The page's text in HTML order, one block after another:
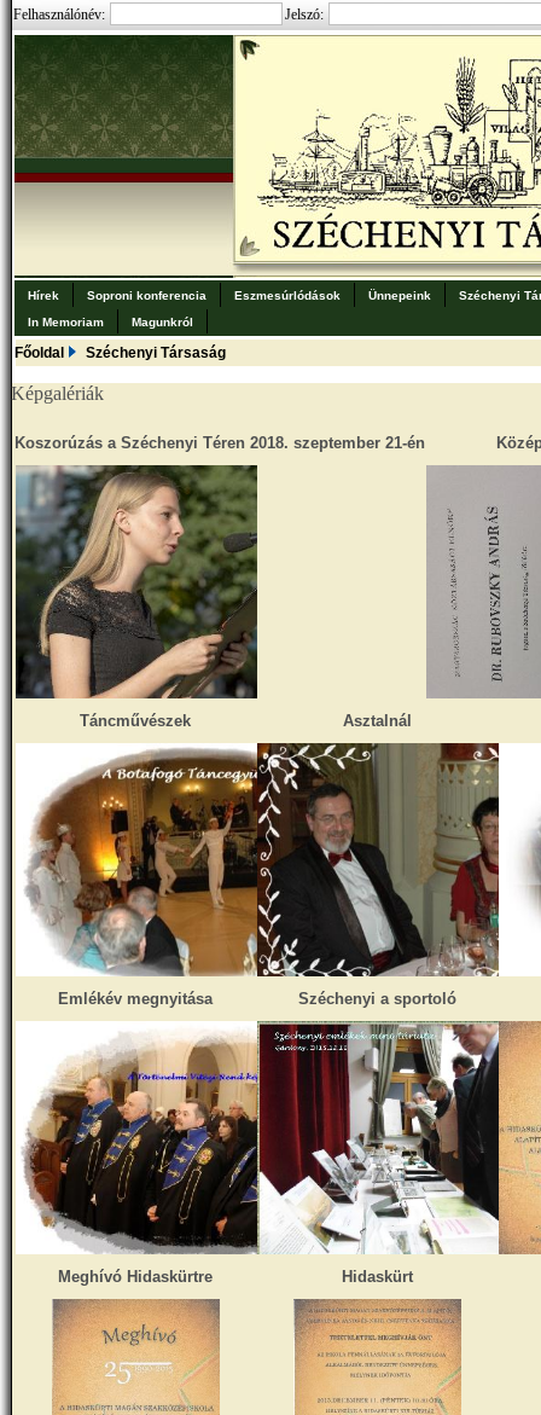
Felhasználónév: Jelszó:
Hírek Soproni konferencia Eszmesúrlódások Ünnepeink
Széchenyi
In Memoriam
Magunkról
Főoldal Széchenyi Társaság
Képgalériák
Koszorúzás a Széchenyi Téren 2018. szeptember 21-én
Táncművészek Asztalnál
Emlékév megnyitása Széchenyi a sportoló
Meghívó Hidaskürtre Hidaskürt